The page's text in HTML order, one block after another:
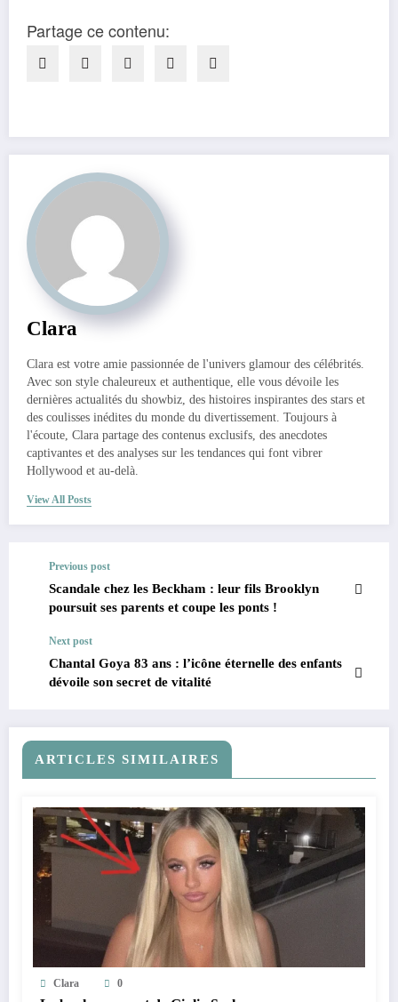
Partage ce contenu:
Clara
Clara est votre amie passionnée de l'univers glamour des célébrités.
Avec son style chaleureux et authentique, elle vous dévoile les
dernières actualités du showbiz, des histoires inspirantes des stars et
des coulisses inédites du monde du divertissement. Toujours à
l'écoute, Clara partage des contenus exclusifs, des anecdotes
captivantes et des analyses sur les tendances qui font vibrer
Hollywood et au-delà.
View All Posts
Previous post
Scandale chez les Beckham : leur fils Brooklyn
poursuit ses parents et coupe les ponts !
Next post
Chantal Goya 83 ans : l’icône éternelle des enfants
dévoile son secret de vitalité
ARTICLES SIMILAIRES
Clara 0